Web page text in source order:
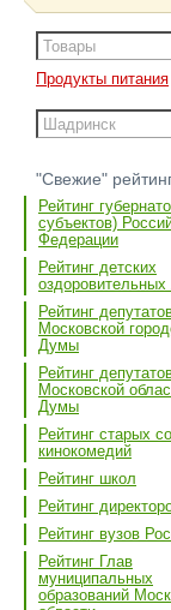
Продукты питания
"Свежие"
Рейтинг
субъектов)
Федерации
Рейтинг детских
оздоровительных
Рейтинг
Московской
Думы
Рейтинг
Московской
Думы
Рейтинг старых
кинокомедий
Рейтинг школ
Рейтинг
Рейтинг вузов
Рейтинг Глав
муниципальных
образований